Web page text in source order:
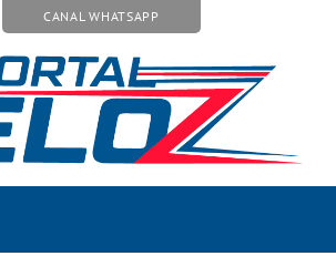
CANAL WHATSAPP